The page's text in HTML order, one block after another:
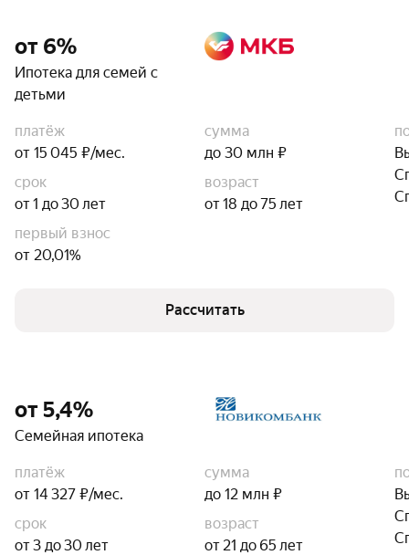
от 6%
Ипотека для семей с
детьми
платёж
от 15 045 ₽/мес.
сумма
до 30 млн ₽
срок
от 1 до 30 лет
возраст
от 18 до 75 лет
первый взнос
от 20,01%
Рассчитать
от 5,4%
Семейная ипотека
платёж
от 14 327 ₽/мес.
сумма
до 12 млн ₽
срок
от 3 до 30 лет
возраст
от 21 до 65 лет